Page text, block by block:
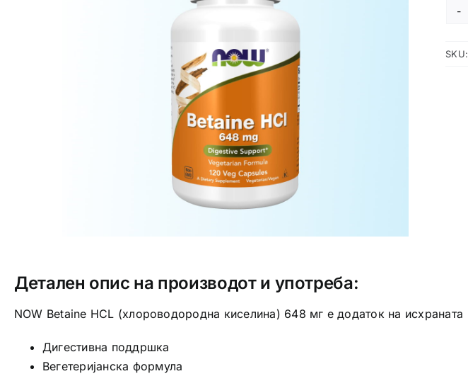
SKU:
Детален опис на производот и употреба:
NOW Betaine HCL (хлороводородна киселина) 648 мг е додаток на исхраната
Дигестивна поддршка
Вегетеријанска формула